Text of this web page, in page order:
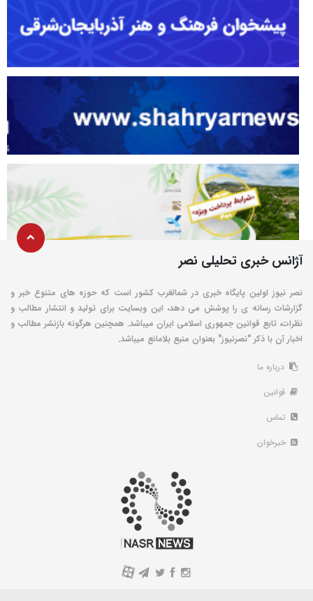
آژانس خبری تحلیلی نصر
نصر نیوز اولین پایگاه خبری در شمالغرب کشور است که حوزه های متنوع خبر و
گزارشات رسانه ی را پوشش می دهد، این وبسایت برای تولید و انتشار مطالب و
نظرات، تابع قوانین جمهوری اسلامی ایران میباشد. همچنین هرگونه بازنشر مطالب و
اخبار آن با ذکر "نصرنیوز" بعنوان منبع بلامانع میباشد.
درباره ما
قوانین
تماس
خبرخوان
A